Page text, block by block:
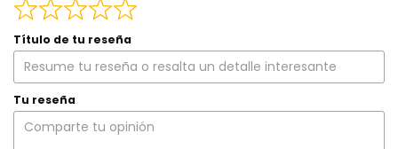
Título de tu reseña
Tu reseña